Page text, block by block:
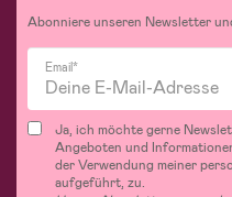
Abonniere unseren Newsletter
Email*
Ja, ich möchte gerne
Angeboten und
der Verwendung meiner
aufgeführt, zu.